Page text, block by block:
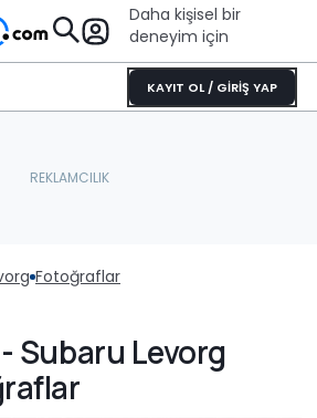
Daha kişisel bir
deneyim için
KAYIT OL / GİRİŞ YAP
Fotoğraflar
Subaru Levorg